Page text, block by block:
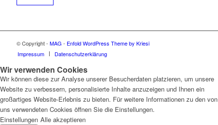
© Copyright - MAG - Enfold WordPress Theme by Kriesi
Impressum
Datenschutzerklärung
Wir verwenden Cookies
Wir können diese zur Analyse unserer Besucherdaten platzieren, um unsere
Website zu verbessern, personalisierte Inhalte anzuzeigen und Ihnen ein
großartiges Website-Erlebnis zu bieten. Für weitere Informationen zu den von
uns verwendeten Cookies öffnen Sie die Einstellungen.
Einstellungen Alle akzeptieren